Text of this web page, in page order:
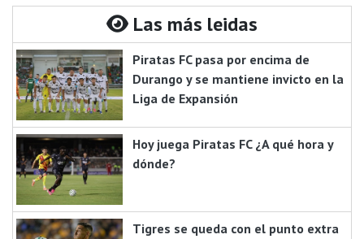
Las más leidas
Piratas FC pasa por encima de
Durango y se mantiene invicto en la
Liga de Expansión
Hoy juega Piratas FC ¿A qué hora y
dónde?
Tigres se queda con el punto extra